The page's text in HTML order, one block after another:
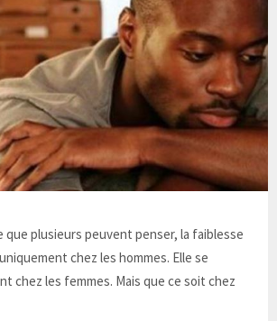
que plusieurs peuvent penser, la faiblesse
chez les hommes. Elle se
chez les femmes. Mais que ce soit chez